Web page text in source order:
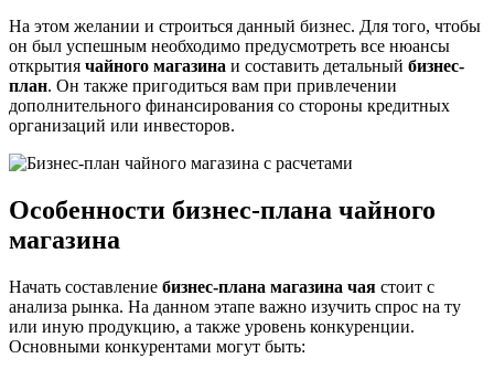
На этом желании и строиться данный бизнес. Для того, чтобы
он был успешным необходимо предусмотреть все нюансы
открытия чайного магазина и составить детальный бизнес-
план. Он также пригодиться вам при привлечении
дополнительного финансирования со стороны кредитных
организаций или инвесторов.
Особенности бизнес-плана чайного
магазина
Начать составление бизнес-плана магазина чая стоит с
анализа рынка. На данном этапе важно изучить спрос на ту
или иную продукцию, а также уровень конкуренции.
Основными конкурентами могут быть: